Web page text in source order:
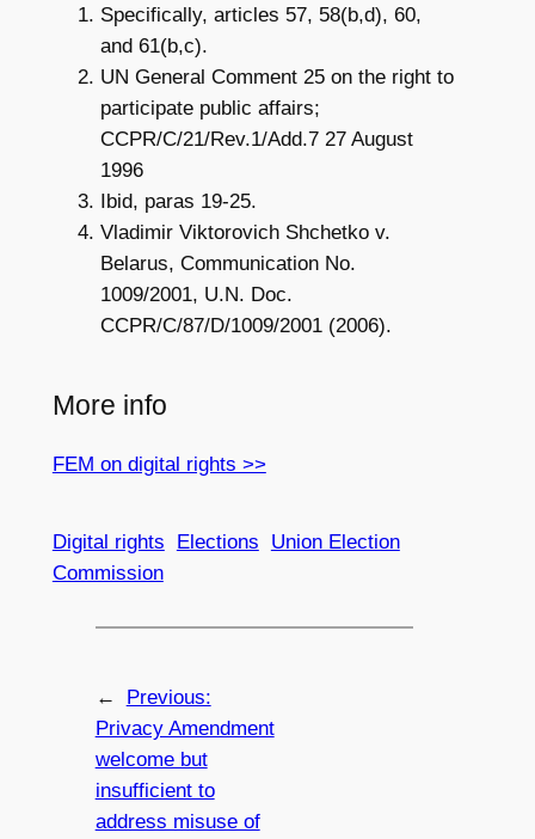
Specifically, articles 57, 58(b,d), 60,
and 61(b,c).
UN General Comment 25 on the right to
participate public affairs;
CCPR/C/21/Rev.1/Add.7 27 August
1996
Ibid, paras 19-25.
Vladimir Viktorovich Shchetko v.
Belarus, Communication No.
1009/2001, U.N. Doc.
CCPR/C/87/D/1009/2001 (2006).
More info
FEM on digital rights >>
Digital rights Elections
Union Election
Commission
←
Previous:
Privacy Amendment
welcome but
insufficient to
address misuse of